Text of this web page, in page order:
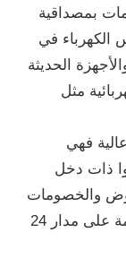
بمصداقية
الكهرباء في
الحديثة
مثل
فهي
ذات دخل
والخصومات
المميزة لجذب العميل وتكون الخدمة على مدار 24